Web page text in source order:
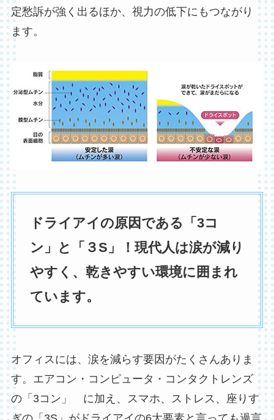
定愁訴が強く出るほか、視力の低下にもつながり
ます。
ドライアイの原因である「3コ
ン」と「３S」！現代人は涙が減り
やすく、乾きやすい環境に囲まれ
ています。
オフィスには、涙を減らす要因がたくさんありま
す。エアコン・コンピュータ・コンタクトレンズ
の「3コン」 に加え、スマホ、ストレス、座りす